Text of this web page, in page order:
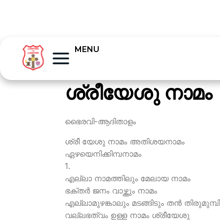
MENU
ശ്രീയേശു നാമം
ഭൈരവി-ആദിതാളം
ശ്രീ യേശു നാമം അതിശയനാമം
ഏഴയെനിക്കിമ്പനാമം
1.
എല്ലാ നാമത്തിലും മേലായ നാമം
ഭക്തര്‍ ജനം വാഴ്ത്തും നാമം
എല്ലാമുഴങ്കാലും മടങ്ങിടും തന്‍
വല്ലഭത്വം ഉള്ള നാമം ശ്രീയേശു